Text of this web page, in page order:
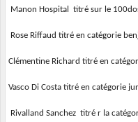
Manon Hospital titré sur le
Rose Riffaud titré en catégorie
Clémentine Richard titré en
Vasco Di Costa titré en catégorie
Rivalland Sanchez titré r la